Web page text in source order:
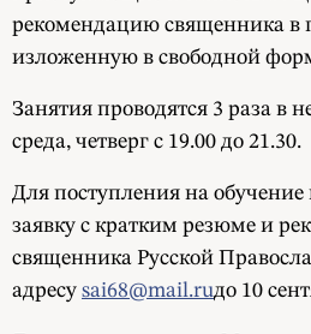
рекомендацию священника в
изложенную в свободной
Занятия проводятся 3 раза в
среда, четверг с 19.00 до 21.30.
Для поступления на
заявку c кратким резюме и
священника Русской
адресу sai68@mail.ruдо 10